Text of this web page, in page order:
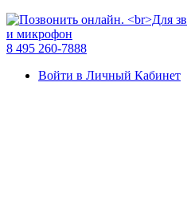
8 495 260-7888
Войти в Личный Кабинет